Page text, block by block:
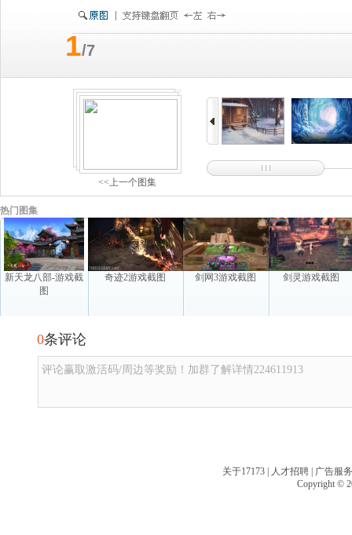
1/7
<<上一个图集
热门图集
新天龙八部-游戏截
图
奇迹2游戏截图 剑网3游戏截图 剑灵游戏截图
0条评论
评论赢取激活码/周边等奖励！加群了解详情224611913
关于17173 | 人才招聘 | 广告服务
Copyright ©